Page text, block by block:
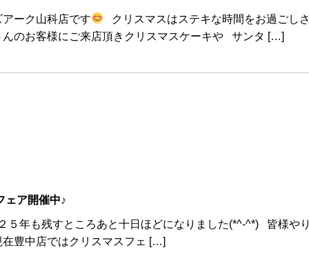
ーク山科店です
クリスマスはステキな時間をお過ごしさ
のお客様にご来店頂きクリスマスケーキや サンタ […]
ェア開催中♪
５年も残すところあと十日ほどになりました(*^-^*) 皆様やり
豊中店ではクリスマスフェ […]